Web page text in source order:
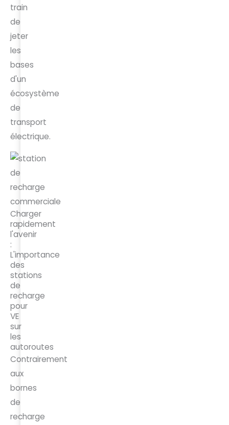
train
de
jeter
les
bases
d'un
écosystème
de
transport
électrique.
Charger
rapidement
l'avenir
:
L'importance
des
stations
de
recharge
pour
VE
sur
les
autoroutes
Contrairement
aux
bornes
de
recharge